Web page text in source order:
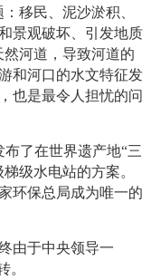
移民、泥沙淤积、
景观破坏、引发地质
河道，导致河道的
和河口的水文特征发
也是最令人担忧的问
了在世界遗产地“三
级水电站的方案。
环保总局成为唯一的
由于中央领导一
。